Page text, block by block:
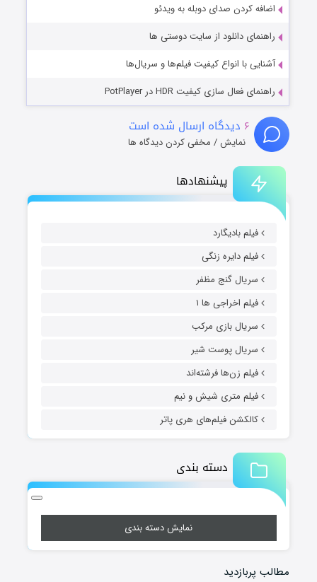
پیشنهادها
فیلم بادیگارد
فیلم دایره زنگی
سریال گنج مظفر
فیلم اخراجی ها ۱
سریال بازی مرکب
سریال پوست شیر
فیلم زن‌ها فرشته‌اند
فیلم متری شیش و نیم
کالکشن فیلم‌های هری پاتر
دسته بندی
نمایش دسته بندی
مطالب پربازدید
اضافه کردن صدای دوبله به ویدئو
راهنمای دانلود از سایت دوستی ها
آشنایی با انواع کیفیت فیلم‌ها و سریال‌ها
راهنمای فعال سازی کیفیت HDR در PotPlayer
۶ دیدگاه ارسال شده است
نمایش / مخفی کردن دیدگاه ها